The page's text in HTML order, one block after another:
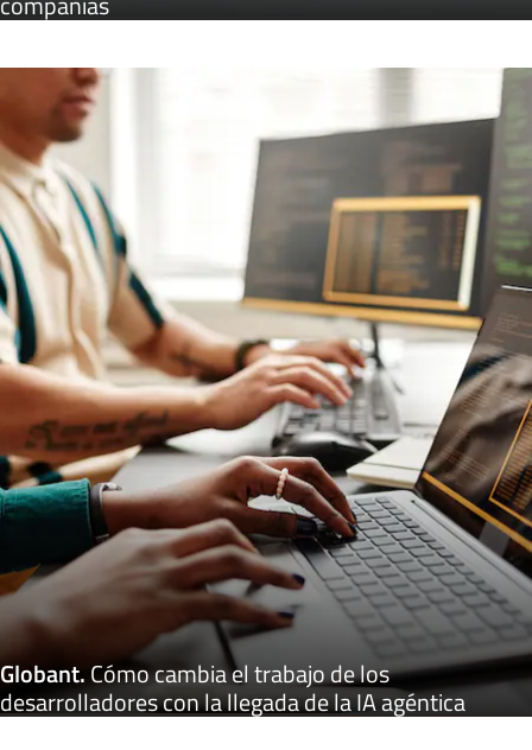
Globant.Cómo cambia el trabajo de los
desarrolladores con la llegada de la IA agéntica